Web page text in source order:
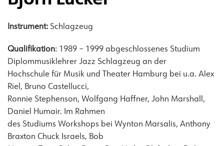
Instrument: Schlagzeug
Qualifikation: 1989 – 1999 abgeschlossenes Studium
Diplommusiklehrer Jazz Schlagzeug an der
Hochschule für Musik und Theater Hamburg bei u.a. Alex
Riel, Bruno Castellucci,
Ronnie Stephenson, Wolfgang Haffner, John Marshall,
Daniel Humair. Im Rahmen
des Studiums Workshops bei Wynton Marsalis, Anthony
Braxton Chuck Israels, Bob